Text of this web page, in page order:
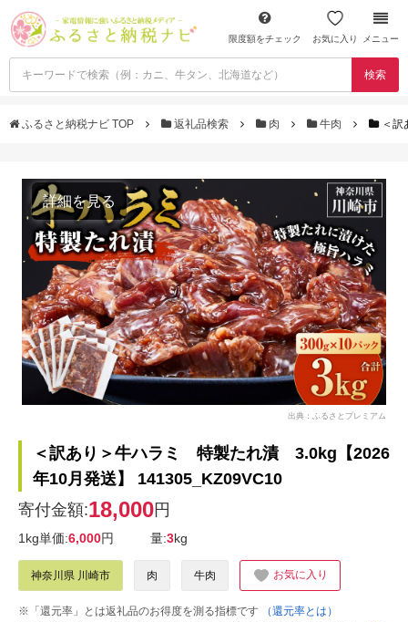
限度額をチェック お気に入り メニュー
検索
ふるさと納税ナビ TOP 返礼品検索 肉 牛肉 ＜
詳細を見る
出典：ふるさとプレミアム
＜訳あり＞牛ハラミ 特製たれ漬 3.0kg【2026
年10月発送】 141305_KZ09VC10
寄付金額:18,000円
1kg単価:6,000円 量:3kg
神奈川県 川崎市 肉 牛肉 お気に入り
※「還元率」とは返礼品のお得度を測る指標です
（還元率とは）